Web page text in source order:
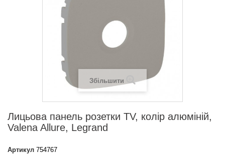
Збільшити
Лицьова панель розетки TV, колір алюміній,
Valena Allure, Legrand
Артикул 754767